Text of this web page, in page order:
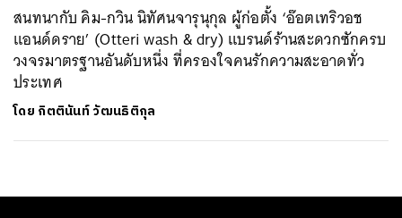
สนทนากับ คิม-กวิน นิทัศนจารุนุกุล ผู้ก่อตั้ง ‘อ๊อตเทริวอช
แอนด์ดราย’ (Otteri wash & dry) แบรนด์ร้านสะดวกซักครบ
วงจรมาตรฐานอันดับหนึ่ง ที่ครองใจคนรักความสะอาดทั่ว
ประเทศ
โดย กิตตินันท์ วัฒนธิติกุล